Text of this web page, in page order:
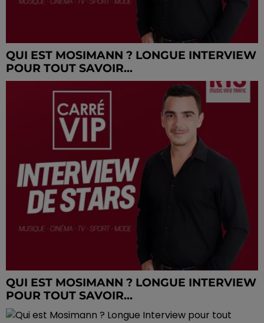
QUI EST MOSIMANN ? LONGUE INTERVIEW
POUR TOUT SAVOIR...
QUI EST MOSIMANN ? LONGUE INTERVIEW
POUR TOUT SAVOIR...